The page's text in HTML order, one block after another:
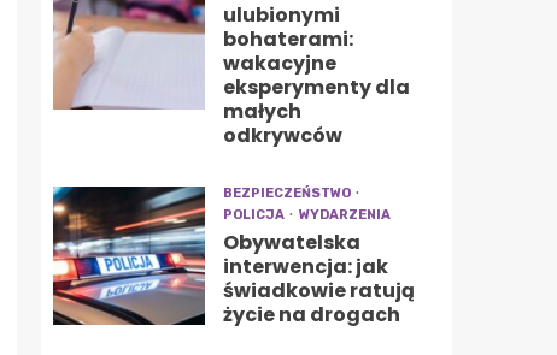
ulubionymi
bohaterami:
wakacyjne
eksperymenty dla
małych
odkrywców
BEZPIECZEŃSTWO
POLICJA
WYDARZENIA
Obywatelska
interwencja: jak
świadkowie ratują
życie na drogach